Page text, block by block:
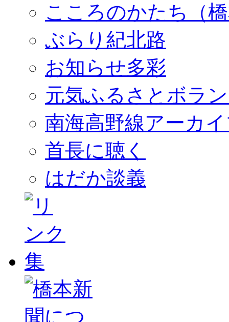
こころのかたち（
ぶらり紀北路
お知らせ多彩
元気ふるさとボラ
南海高野線アーカ
首長に聴く
はだか談義